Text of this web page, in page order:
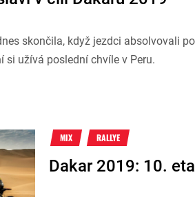
skončila, když jezdci absolvovali
si užívá poslední chvíle v Peru.
MIX RALLYE
Dakar 2019: 10.